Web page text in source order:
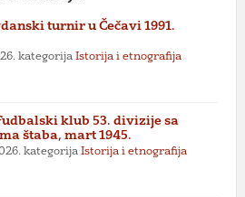
turnir u Čečavi 1991.
kategorija Istorija i etnografija
klub 53. divizije sa
štaba, mart 1945.
kategorija Istorija i etnografija